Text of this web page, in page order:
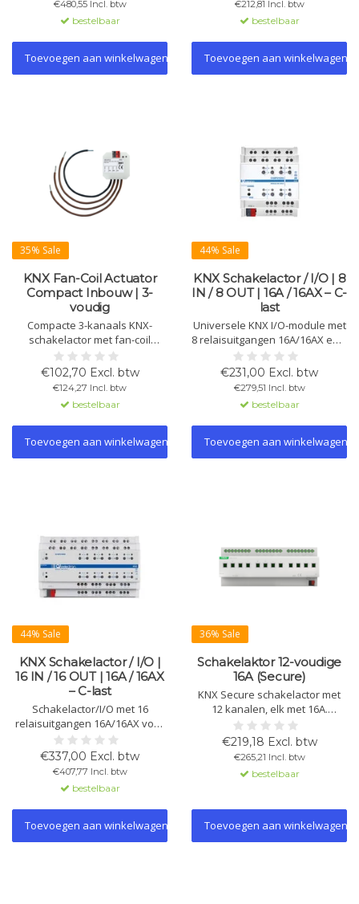
rail installaties. Beschikbaar in
2, 4, 8, 16, en 24-kanaals
versies.
€480,55 Incl. btw
bestelbaar
Toevoegen aan winkelwagen
bediening, tijdfuncties en logica.
€212,81 Incl. btw
bestelbaar
Toevoegen aan winkelwagen
35% Sale
KNX Fan-Coil Actuator
Compact Inbouw | 3-
voudig
Compacte 3-kanaals KNX-
schakelactor met fan-coil
functie voor het aansturen van
3-snelheden ventilatoren en
convectoren. Geschikt voor 2-
en 4-pijpssystemen.
Inbouwmontage, 10 A, 230 V AC.
€102,70 Excl. btw
€124,27 Incl. btw
bestelbaar
Toevoegen aan winkelwagen
44% Sale
KNX Schakelactor / I/O | 8
IN / 8 OUT | 16A / 16AX – C-
last
Universele KNX I/O-module met
8 relaisuitgangen 16A/16AX en 8
potentiaalvrije ingangen.
Geschikt voor verlichting, HVAC,
jaloezieën en fancoils.
Ondersteunt NTC-sensoren,
logische koppelingen en 2
thermostaatmodules.
€231,00 Excl. btw
€279,51 Incl. btw
bestelbaar
Toevoegen aan winkelwagen
44% Sale
KNX Schakelactor / I/O |
16 IN / 16 OUT | 16A / 16AX
– C-last
Schakelactor/I/O met 16
relaisuitgangen 16A/16AX voor
C-lasten en 16 potentiaalvrije
ingangen. Geschikt voor
verlichting, HVAC, jaloezieën en
fancoils. Ondersteunt NTC-
sensoren, logische koppelingen
en tot 2 thermostaten.
€337,00 Excl. btw
€407,77 Incl. btw
bestelbaar
Toevoegen aan winkelwagen
36% Sale
Schakelaktor 12-voudige
16A (Secure)
KNX Secure schakelactor met
12 kanalen, elk met 16A.
Geschikt voor verlichting,
verwarming en signalering.
Ondersteunt logische functies,
tijdinstellingen en scènes.
€219,18 Excl. btw
€265,21 Incl. btw
bestelbaar
Toevoegen aan winkelwagen